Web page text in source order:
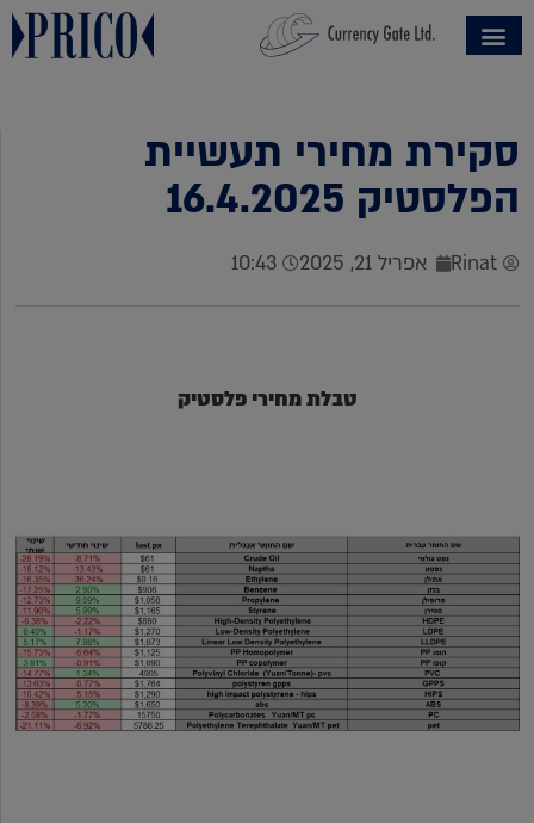
סקירת מחירי תעשיית
הפלסטיק 16.4.2025
Rinat אפריל 21, 2025 10:43
טבלת מחירי פלסטיק